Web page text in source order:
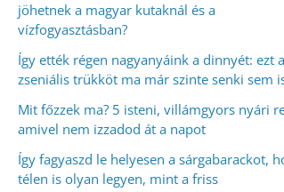
jöhetnek a magyar kutaknál és a
vízfogyasztásban?
Így ették régen nagyanyáink a dinnyét: ezt a
zseniális trükköt ma már szinte senki sem
Mit főzzek ma? 5 isteni, villámgyors nyári
amivel nem izzadod át a napot
Így fagyaszd le helyesen a sárgabarackot,
télen is olyan legyen, mint a friss